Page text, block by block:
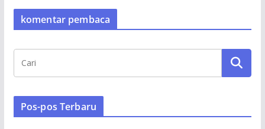
komentar pembaca
Pos-pos Terbaru